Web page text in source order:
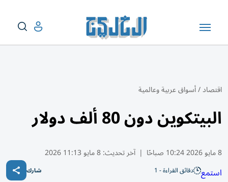
اقتصاد/أسواق عربية وعالمية
البيتكوين دون 80 ألف دولار
8 مايو 2026 10:24 صباحًا | آخر تحديث:8 مايو 11:13 2026
استمع دقائق القراءة - 1 شارك